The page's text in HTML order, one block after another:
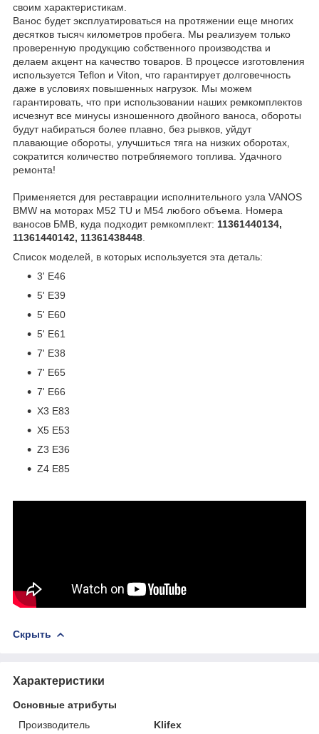
своим характеристикам.
Ванос будет эксплуатироваться на протяжении еще многих
десятков тысяч километров пробега. Мы реализуем только
проверенную продукцию собственного производства и
делаем акцент на качество товаров. В процессе изготовления
используется Teflon и Viton, что гарантирует долговечность
даже в условиях повышенных нагрузок. Мы можем
гарантировать, что при использовании наших ремкомплектов
исчезнут все минусы изношенного двойного ваноса, обороты
будут набираться более плавно, без рывков, уйдут
плавающие обороты, улучшиться тяга на низких оборотах,
сократится количество потребляемого топлива. Удачного
ремонта!
Применяется для реставрации исполнительного узла VANOS
BMW на моторах М52 TU и М54 любого объема. Номера
ваносов БМВ, куда подходит ремкомплект: 11361440134,
11361440142, 11361438448
Список моделей, в которых используется эта деталь:
3' E46
5' E39
5' E60
5' E61
7' E38
7' E65
7' E66
X3 E83
X5 E53
Z3 E36
Z4 E85
Скрыть
Характеристики
Основные атрибуты
Производитель
Klifex